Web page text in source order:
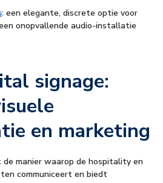
: een elegante, discrete optie voor
onopvallende audio-installatie
signage:
en marketing
de manier waarop de hospitality en
communiceert en biedt